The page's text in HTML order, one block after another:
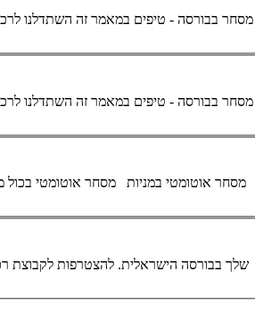
מסחר בבורסה - טיפים במאמר זה השתדלנו לרכז, ככל הניתן,טיפים שונים למשקיע ב
מסחר בבורסה - טיפים במאמר זה השתדלנו לרכז, ככל הניתן,טיפים שונים למשקיע ב
מסחר אוטומטי במניות מסחר אוטומטי בכול